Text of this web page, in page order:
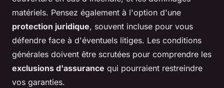
matériels. Pensez également à l'option d'une
protection juridique, souvent incluse pour vous
défendre face à d'éventuels litiges. Les conditions
générales doivent être scrutées pour comprendre les
exclusions d'assurance qui pourraient restreindre
vos garanties.